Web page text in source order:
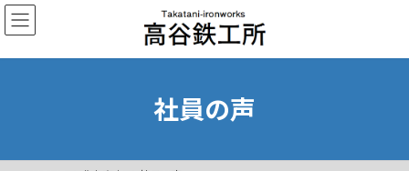
コ
ン
ン
ナ
ビ
ー
社員の声